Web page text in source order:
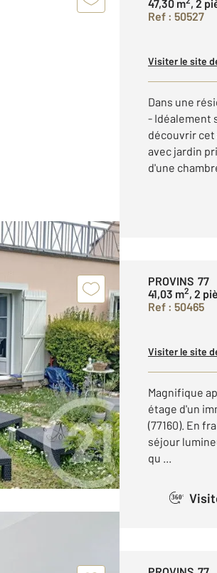
47,30 m , 2
Ref : 50527
Visiter le site
Dans une
- Idéalement
découvrir cet
avec jardin
d'une
PROVINS 77
41,03 m2, 2
Ref : 50465
Visiter le site
Magnifique
étage d'un
(77160). En
séjour
qu ...
360°